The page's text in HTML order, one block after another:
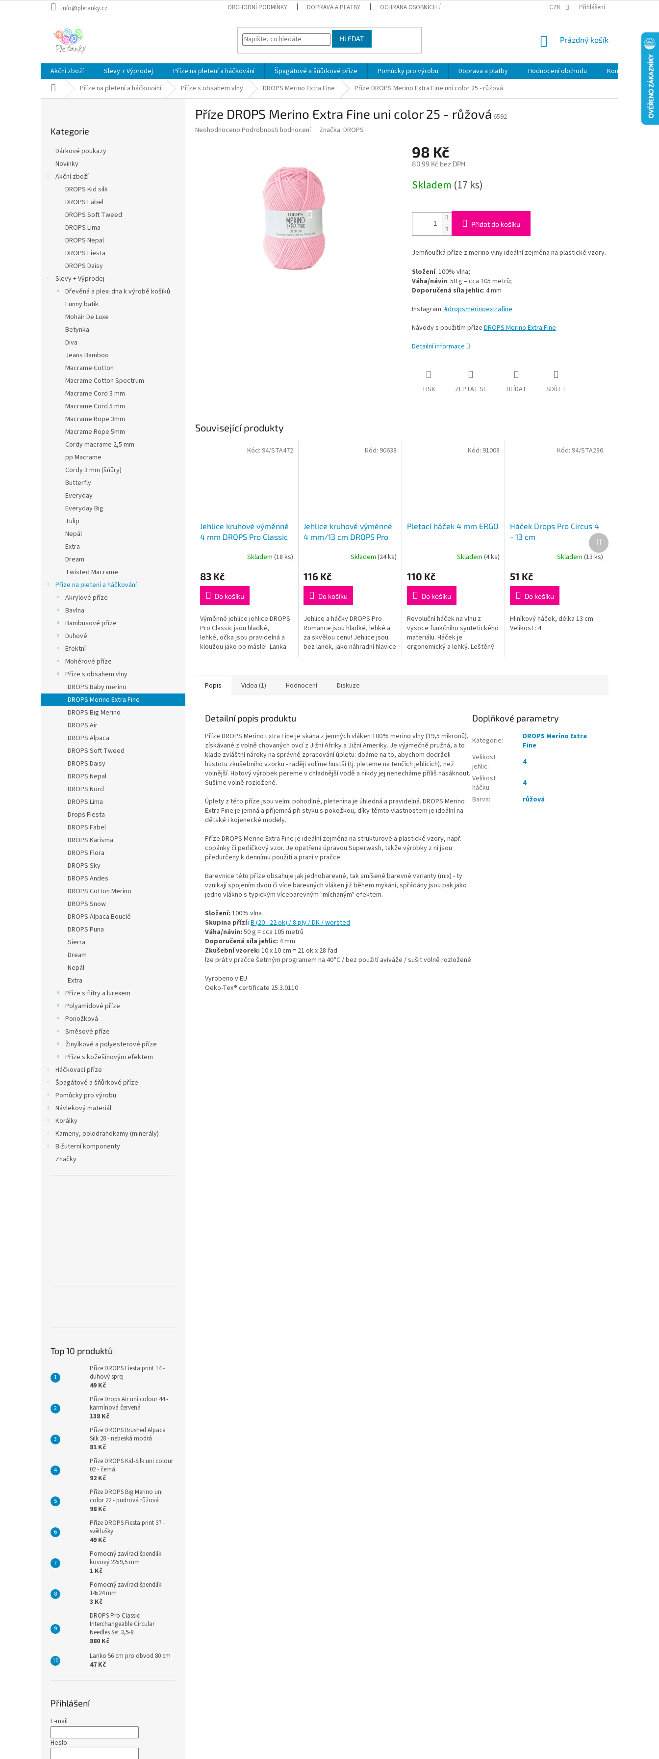
na
info@pletanky.cz OBCHODNÍ PODMÍNKY DOPRAVA A PLATBY OCHRANA OSOBNÍCH ÚDAJŮ CZK Přihlášení
HLEDAT
NÁKUPNÍ
Prázdný košík
Akční zboží Slevy + Výprodej Příze na pletení a háčkování Špagátové a šňůrkové příze Pomůcky pro výrobu Doprava a platby Hodnocení obchodu Kontakty
Domů Příze na pletení a háčkování Příze s obsahem vlny DROPS Merino Extra Fine Příze DROPS Merino Extra Fine uni color 25 - růžová
kategorie
Kategorie
Dárkové poukazy
Novinky
Akční zboží
DROPS Kid silk
DROPS Fabel
DROPS Soft Tweed
DROPS Lima
DROPS Nepal
DROPS Fiesta
DROPS Daisy
Slevy + Výprodej
Dřevěná a plexi dna k výrobě košíků
Funny batik
Mohair De Luxe
Betynka
Diva
Jeans Bamboo
Macrame Cotton
Macrame Cotton Spectrum
Macrame Cord 3 mm
Macrame Cord 5 mm
Macrame Rope 3mm
Macrame Rope 5mm
Cordy macrame 2,5 mm
pp Macrame
Cordy 3 mm (šňůry)
Butterfly
Everyday
Everyday Big
Tulip
Nepál
Extra
Dream
Twisted Macrame
Příze na pletení a háčkování
Akrylové příze
Bavlna
Bambusové příze
Duhové
Efektní
Mohérové příze
Příze s obsahem vlny
DROPS Baby merino
DROPS Merino Extra Fine
DROPS Big Merino
DROPS Air
DROPS Alpaca
DROPS Soft Tweed
DROPS Daisy
DROPS Nepal
DROPS Nord
DROPS Lima
Drops Fiesta
DROPS Fabel
DROPS Karisma
DROPS Flora
DROPS Sky
DROPS Andes
DROPS Cotton Merino
DROPS Snow
DROPS Alpaca Bouclé
DROPS Puna
Sierra
Dream
Nepál
Extra
Příze s flitry a lurexem
Polyamidové příze
Ponožková
Směsové příze
Žinylkové a polyesterové příze
Příze s kožešinovým efektem
Háčkovací příze
Špagátové a šňůrkové příze
Pomůcky pro výrobu
Návlekový materiál
Korálky
Kameny, polodrahokamy (minerály)
Bižuterní komponenty
Značky
Top 10 produktů
Příze DROPS Fiesta print 14 -
duhový sprej
49 Kč
Příze Drops Air uni colour 44 -
karmínová červená
138 Kč
Příze DROPS Brushed Alpaca
Silk 28 - nebeská modrá
81 Kč
Příze DROPS Kid-Silk uni colour
02 - černá
92 Kč
Příze DROPS Big Merino uni
color 22 - pudrová růžová
98 Kč
Příze DROPS Fiesta print 37 -
světlušky
49 Kč
Pomocný zavírací špendlík
kovový 22x9,5 mm
1 Kč
Pomocný zavírací špendlík
14x24 mm
3 Kč
DROPS Pro Classic
Interchangeable Circular
Needles Set 3,5-8
880 Kč
Lanko 56 cm pro obvod 80 cm
47 Kč
Přihlášení
E-mail
Heslo
Příze DROPS Merino Extra Fine uni color 25 - růžová 6592
Průměrné
Neohodnoceno Podrobnosti hodnocení Značka: DROPS
98 Kč
80,99 Kč bez DPH
cena:
Skladem (17 ks)
Přidat do košíku
Jemňoučká příze z merino vlny ideální zejména na plastické vzory.
Složení: 100% vlna;
Váha/návin: 50 g = cca 105 metrů;
Doporučená síla jehlic: 4 mm
Instagram:#dropsmerinoextrafine
Návody s použitím přízeDROPS Merino Extra Fine
Detailní informace
TISK ZEPTAT SE HLÍDAT SDÍLET
Související produkty
Jehlice kruhové výměnné
4 mm DROPS Pro Classic
produktu
je
5,0
z
5
hvězdiček.
Skladem (18 ks)
83 Kč
Do košíku
Výměnné jehlice jehlice DROPS
Pro Classic jsou hladké,
lehké, očka jsou pravidelná a
kloužou jako po másle! Lanka
Kód: 94/STA472
Jehlice kruhové výměnné
4 mm/13 cm DROPS Pro
produktu
je
5,0
z
5
hvězdiček.
Skladem (24 ks)
116 Kč
Do košíku
Jehlice a háčky DROPS Pro
Romance jsou hladké, lehké a
za skvělou cenu! Jehlice jsou
bez lanek, jako náhradní hlavice
Kód: 90638
Pletací háček 4 mm ERGO
produktu
je
5,0
z
5
hvězdiček.
Skladem(4 ks)
110 Kč
Do košíku
Revoluční háček na vlnu z
vysoce funkčního syntetického
materiálu. Háček je
ergonomický a lehký. Leštěný
Kód: 91008
Háček Drops Pro Circus 4
- 13 cm
Skladem (13 ks)
51 Kč
Do košíku
Hliníkový háček, délka 13 cm
Velikost : 4
Kód: 94/STA236
Další
produkt
Popis Videa (1) Hodnocení Diskuze
Detailní popis produktu
Příze DROPS Merino Extra Fine je skána z jemných vláken 100% merino vlny (19,5 mikronů),
získávané z volně chovaných ovcí z Jižní Afriky a Jižní Ameriky. Je výjimečně pružná, a to
klade zvláštní nároky na správné zpracování úpletu: dbáme na to, abychom dodrželi
hustotu zkušebního vzorku - raději volíme hustší (tj. pleteme na tenčích jehlicích), než
volnější. Hotový výrobek pereme v chladnější vodě a nikdy jej nenecháme příliš nasáknout.
Sušíme volně rozložené.
Úplety z této příze jsou velmi pohodlné, pletenina je úhledná a pravidelná. DROPS Merino
Extra Fine je jemná a příjemná při styku s pokožkou, díky těmto vlastnostem je ideální na
dětské i kojenecké modely.
Příze DROPS Merino Extra Fine je ideální zejména na strukturové a plastické vzory, např.
copánky či perličkový vzor. Je opatřena úpravou Superwash, takže výrobky z ní jsou
předurčeny k dennímu použití a praní v pračce.
Barevnice této příze obsahuje jak jednobarevné, tak smíšené barevné varianty (mix) - ty
vznikají spojením dvou či více barevných vláken již během mykání, spřádány jsou pak jako
jedno vlákno s typickým vícebarevným "míchaným" efektem.
Složení: 100% vlna
Skupina přízí: B (20 - 22 ok) / 8 ply / DK / worsted
Váha/návin: 50 g = cca 105 metrů
Doporučená síla jehlic: 4 mm
Zkušební vzorek: 10 x 10 cm = 21 ok x 28 řad
lze prát v pračce šetrným programem na 40°C / bez použití aviváže / sušit volně rozložené
Vyrobeno v EU
Oeko-Tex® certificate 25.3.0110
Doplňkové parametry
Kategorie:
DROPS Merino Extra
Fine
Velikost
jehlic:
4
Velikost
háčku:
4
Barva: růžová